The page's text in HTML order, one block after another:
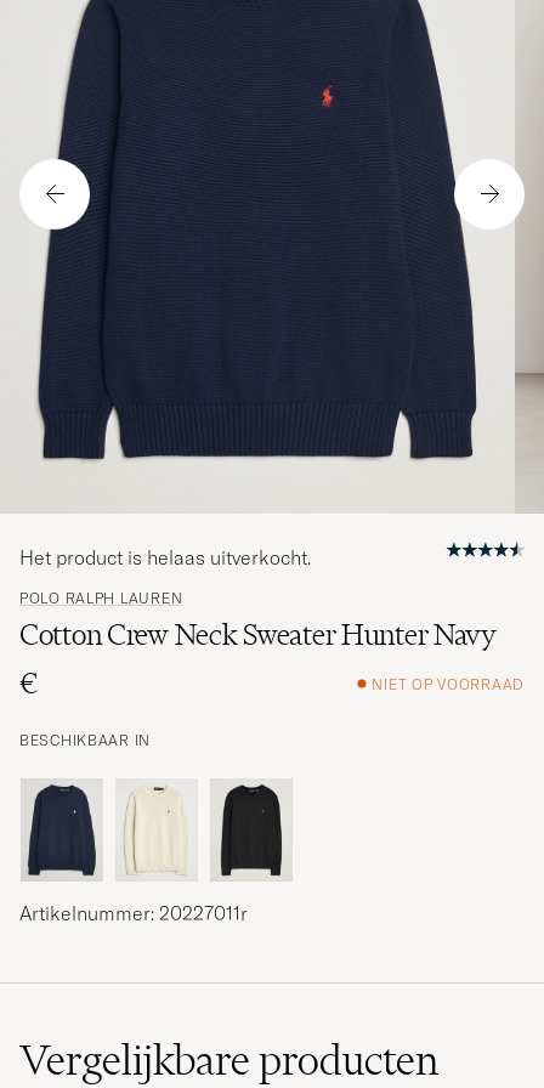
POLO RALPH LAUREN
Cotton Crew Neck Sweater Hunter Navy
€
NIET OP VOORRAAD
BESCHIKBAAR IN
Het product is helaas uitverkocht.
Artikelnummer: 20227011r
Vergelijkbareproducten